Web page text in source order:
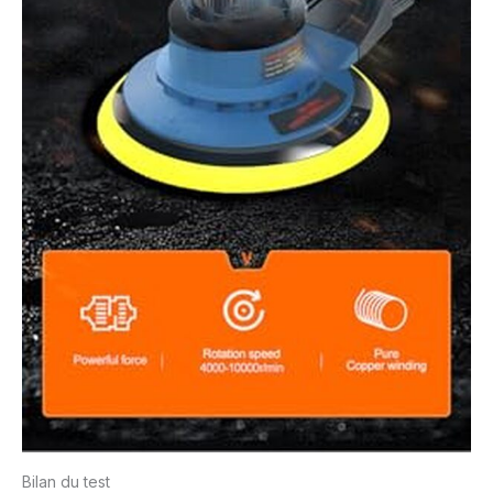
Bilan du test